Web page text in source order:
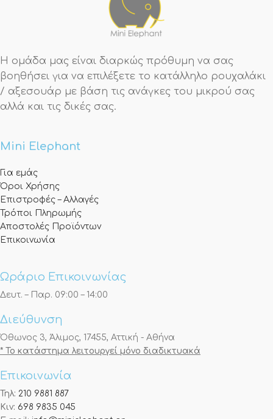
Η ομάδα μας είναι διαρκώς πρόθυμη να σας
βοηθήσει για να επιλέξετε το κατάλληλο ρουχαλάκι
/ αξεσουάρ με βάση τις ανάγκες του μικρού σας
αλλά και τις δικές σας.
Mini Elephant
Για εμάς
Όροι Χρήσης
Επιστροφές – Αλλαγές
Τρόποι Πληρωμής
Αποστολές Προϊόντων
Επικοινωνία
Ωράριο Επικοινωνίας
Δευτ. – Παρ. 09:00 – 14:00
Διεύθυνση
Όθωνος 3, Άλιμος, 17455, Αττική - Αθήνα
* Το κατάστημα λειτουργεί μόνο διαδικτυακά
Επικοινωνία
Τηλ: 210 9881 887
Κιν: 698 9835 045